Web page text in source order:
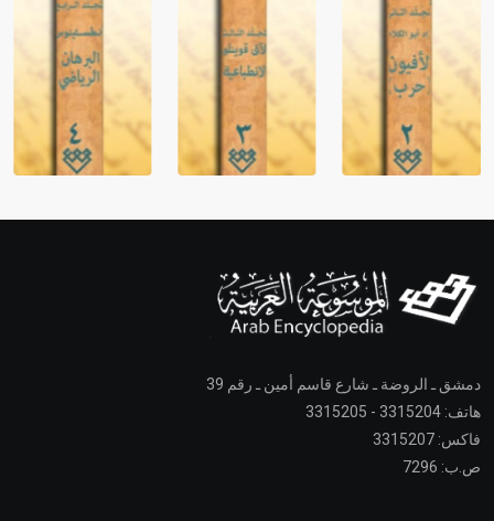
دمشق ـ الروضة ـ شارع قاسم أمين ـ رقم 39
هاتف: 3315204 - 3315205
فاكس: 3315207
ص.ب: 7296